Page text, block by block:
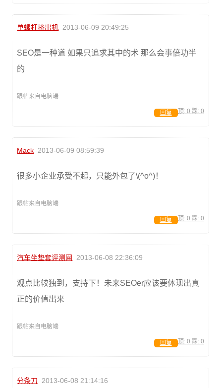
单螺杆挤出机 2013-06-09 20:49:25
SEO是一种道 如果只追求其中的术 那么会事倍功半
的
跟帖来自电脑端
顶: 0 踩: 0
回复
Mack 2013-06-09 08:59:39
很多小企业承受不起，只能外包了\(^o^)！
跟帖来自电脑端
顶: 0 踩: 0
回复
汽车坐垫套评测网 2013-06-08 22:36:09
观点比较独到，支持下！未来SEOer应该要体现出真
正的价值出来
跟帖来自电脑端
顶: 0 踩: 0
回复
分条刀 2013-06-08 21:14:16